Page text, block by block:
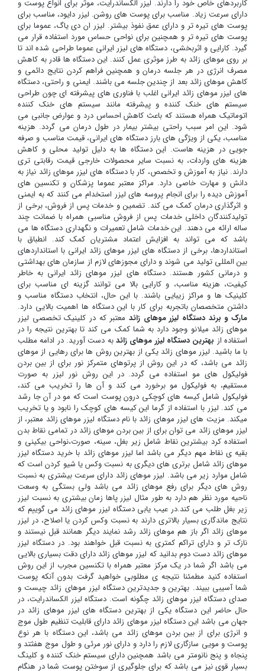
کاربردهای خاص خود را دارند. لیزر الکساندرایت، موثر برای انواع پوست و
دارای سرعت زیاد. مناسب برای پوست های روشن. لیزر دایود، مناسب برای
پوست های تیره تر و دارای عمق نفوذ بیشتر. لیزر ان دی یاگ، عموما برای
پوست های تیره تر و همچنین برای نواحی حساس مورد استفاده قرار می
گیرد. کارایی و اثربخشی، دستگاه های لیزر ایرانی عموما طراحی شده اند تا
بر روی موهای زائد به طرز موثری عمل کنند. این دستگاه ها قادر به کاهش
مصرف انرژی در هر جلسه درمان و همچنین فراهم کردن نتایج دائمی و
کاهش موهای زائد بعد از چندین جلسه می باشند. ایمنی و راحتی، دستگاه
های لیزر موهای زائد ایرانی اغلب با فناوری های پیشرفته ای چون طراحی
سیستم های خنک کننده و پیشرفته مانند سیستم های خنک کننده
اتوماتیک همراه هستند که باعث کاهش احساس درد و عوارض جانبی می
شود. این امر سبب راحتی بیشتر بیمار در طول درمان می گردد. هزینه
مناسب، یکی از ویژگی های بارز دستگاه های ایرانی، قیمت مناسب و صرفه
جویی در هزینه هاست. این دستگاه ها به دلیل تولید محلی و کاهش
هزینه های واردات، به نسبت سایر محصولات خارجی قیمت رقابتی تری
دارند. نیاز به آموزش و تخصص، کار با دستگاه های لیزر موهای زائد نیاز به
دانش و مهارت خاصی دارد. مراکز معتبر عموما پزشکان و تکنسین های
آموزش دیده را برای انجام پروسه های لیزر استخدام می کنند که به ایمنی
و اثرگذاری درمان کمک می کند. تضمین و خدمات پس از فروش، برخی از
تولیدکنندگان داخلی خدمات پس از فروش مناسبی همراه با ضمانت چند
ساله ارائه می دهند. این خدمات شامل تعمیرات و نگهداری دستگاه ها می
باشد که می تواند به افزایش اعتماد مشتریان کمک کند. انطباق با
استانداردها، برخی از دستگاه های لیزر موهای زائد ایرانی با استانداردهای
بین المللی تولید می شوند و دارای مجوزهای لازم از سازمان های بهداشتی
و درمانی کشور هستند. دستگاه های لیزر موهای زائد ایرانی به خاطر
کیفیت، هزینه مناسب، و کارایی بالا می توانند گزینه ای مناسب برای
کلینیک ها و مراکز زیبایی باشند. با این حال، انتخاب دستگاه مناسب و
داشتن متخصصان باتجربه برای کار با این دستگاه ها اهمیت بالایی دارد.
مارک و برند دستگاه لیزر موهای زائد معتبر که در کلینیک تخصصی لیزر
موهای زائد میلانو وجود دارد به شما کمک می کند تا بهترین نتیجه را در
استفاده از بهترین دستگاه لیزر موهای زائدبه دست آورید. در ادامه مطلب
با ما باشید. لیزر موهای زائد یکی از بهترین روش ها برای رهایی از موهای
زائد می باشد، که در این روش از پرتوهای متمرکز نور برای از بین بردن
فولیکول های مو استفاده می گردد. در این روش نور لیزر به صورت
مستقیم، به فولیکول مو برخورد می کند و آن ها را تخریب می کند،
فولیکول شامل کیسه های کوچکی درون پوست است که مو در آن جا رشد
می کند. لیزر با استفاده از گرما این کیسه های کوچک را نابود و یا تخریب
میکند. مزیت های لیزر موهای زائد با نام دستگاه لیزر موهای زائد معتبر، از
لیزر موهای زائد می توان برای از بین بردن موهای زائد در تمامی نقاط بدن
استفاده کرد بیشترین نقاط شامل زیر بغل، سینه، صورت،نواحی بیکینی و
بقیه ی نقاط مهم دیگر می باشد اما لیزر موهای زائد با خرید دستگاه لیزر
موهای زائد شامل برتری های دیگری به نسبت وکس یا شیو کردن است که
شامل موارد زیر می باشد. لیزر موهای زائد دارای سرعت بیشتری به نسبت
روش های دیگر برای رفع موهای زائد می باشد ولی بستگی به وسعت
ناحیه مورد نظر هم دارد به طور مثال لیزر پاها زمان بیشتری به نسبت لیزر
زیر بغل طلب می کند.در عیب یابی دستگاه لیزر موهای زائد می گوییم که
نتایج ماندگاری بسیار بالاتری دارند به نسبت وکس کردن یا اصلاح، در لیزر
موهای زائد اگر باز هم موهای زائد رشد نمایند دیگر همانند قبل نیستند و
نازک تر و دارای تراکم کمتری به نسبت قبل خواهند بود. در دستگاه لیزر
موهای زائد دست دوم بدانید که لیزر موهای زائد دارای دقت بسیاری بالایی
می باشد اگر شما در یک مرکز معتبر همراه با تکنسین مجرب از این روش
استفاده کنید مطمئنا نتیجه ی مطلوبی خواهید گرفت بدون آنکه پوست
شما آسیبی ببیند. بهترین و جدیدترین دستگاه لیزر موهای زائد چیست و
صدای دستگاه لیزر موهای زائد چگونه است. دستگاه لیزر الکساندرایت، در
حال حاضر این دستگاه یکی از بهترین دستگاه های لیزر موهای زائد در
جهان می باشد این دستگاه لیزر موهای زائد دارای قابلیت تنظیم طول موج
و انرژی برای از بین بردن موهای زائد می باشد، این دستگاه با هر نوع
پوست و مویی سازگاری لازم را دارد و دارای نور مرئی و طول موج هفثتد و
پنجاه و پنج نانومتر می باشد همچنین دارای سیستم خنک کننده و کلینگ
بسیار قوی نیز می باشد که برای جلوگیری از سوختن پوست شما در هنگام